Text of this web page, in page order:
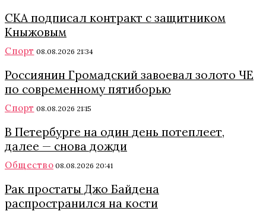
СКА подписал контракт с защитником
Кныжовым
Спорт 08.08.2026 21:34
Россиянин Громадский завоевал золото ЧЕ
по современному пятиборью
Спорт 08.08.2026 21:15
В Петербурге на один день потеплеет,
далее — снова дожди
Общество 08.08.2026 20:41
Рак простаты Джо Байдена
распространился на кости